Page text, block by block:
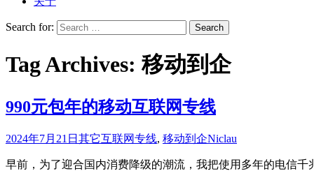
Search for:
Tag Archives: 移动到企
990元包年的移动互联网专线
2024年7月21日 其它互联网专线, 移动到企Niclau
早前，为了迎合国内消费降级的潮流，我把使用多年的电信